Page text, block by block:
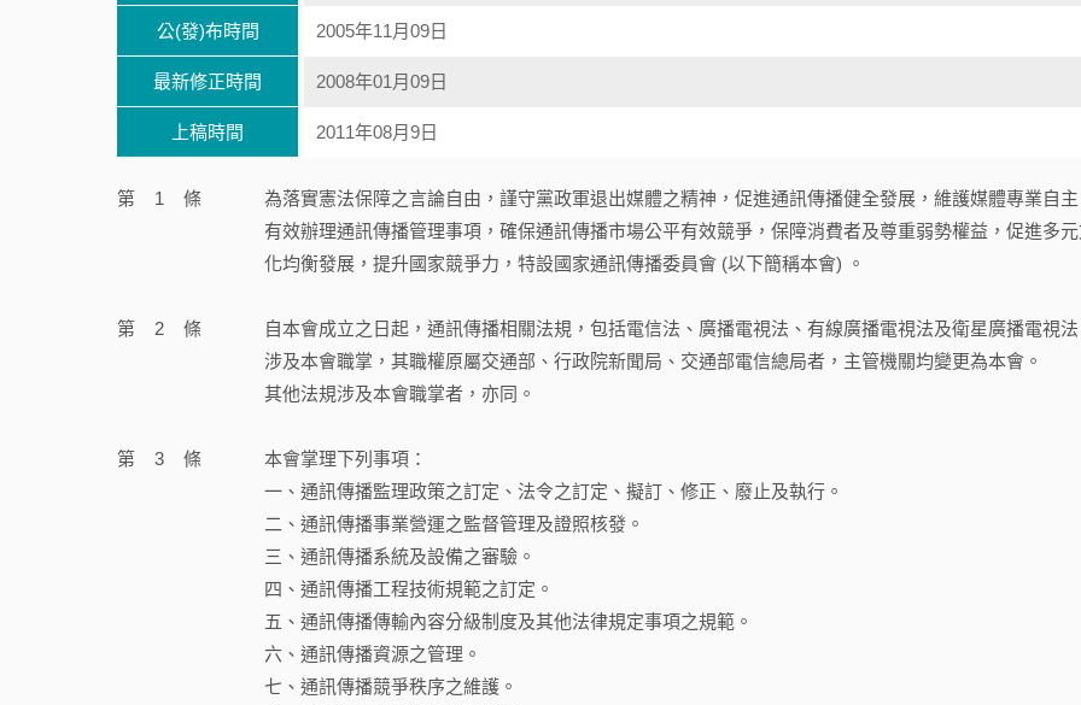
公(發)布時間 2005年11月09日
最新修正時間 2008年01月09日
上稿時間 2011年08月9日
第 1 條
為落實憲法保障之言論自由，謹守黨政軍退出媒體之精神，促進通訊傳播健全發展，維護媒體專業自
有效辦理通訊傳播管理事項，確保通訊傳播市場公平有效競爭，保障消費者及尊重弱勢權益，促進多
化均衡發展，提升國家競爭力，特設國家通訊傳播委員會 (以下簡稱本會) 。
第 2 條
自本會成立之日起，通訊傳播相關法規，包括電信法、廣播電視法、有線廣播電視法及衛星廣播電視
涉及本會職掌，其職權原屬交通部、行政院新聞局、交通部電信總局者，主管機關均變更為本會。
其他法規涉及本會職掌者，亦同。
第 3 條
本會掌理下列事項：
一、通訊傳播監理政策之訂定、法令之訂定、擬訂、修正、廢止及執行。
二、通訊傳播事業營運之監督管理及證照核發。
三、通訊傳播系統及設備之審驗。
四、通訊傳播工程技術規範之訂定。
五、通訊傳播傳輸內容分級制度及其他法律規定事項之規範。
六、通訊傳播資源之管理。
七、通訊傳播競爭秩序之維護。